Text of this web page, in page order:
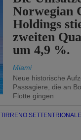
Norwegian
Holdings
zweiten
um 4,9 %.
Miami
Neue historische
Passagiere, die an
Flotte gingen